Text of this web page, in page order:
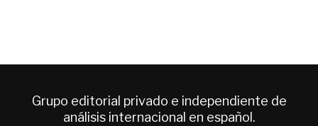
Grupo editorial privado e independiente de
análisis internacional en español.